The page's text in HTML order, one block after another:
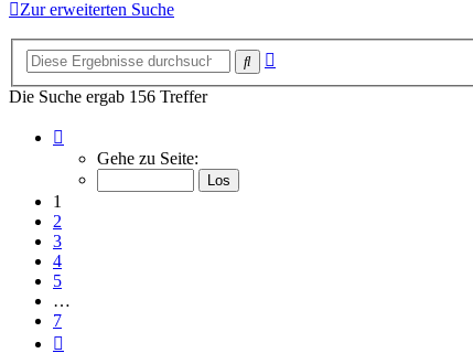
Zur erweiterten Suche
Suche
Die Suche ergab 156 Treffer
von
Gehe zu Seite:
1
2
3
4
5
…
7